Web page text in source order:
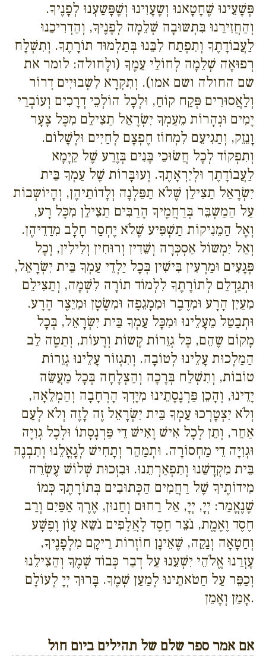
פְּשָׁעֵינוּ שֶׁחָטָאנוּ וְשֶעָוִינוּ וְשֶׁפָּשַעְנוּ לְפָנֶיךָ.
וְהַחֲזִירֵנוּ בִּתְשוּבָה שְׁלֵמָה לְפָנֶיךָ, וְהַדְרִיכֵנוּ
לַעֲבוֹדָתֶךָ וְתִפְתַח לִבֵּנוּ בְּתַלְמוּד תוֹרָתֶךָ. וְתִשְׁלָח
רְפוּאָה שְׁלֵמָה לְחוֹלֵי עַמֶךָ (ולָחולה: לומר את
שם החולה ושם אמו). וְתִקְרָא לִשְבוּיִים דְרוֹר
וְלַאֲסוּרִים פְּקַח קוֹחַ, וּלְכָל הוֹלְכֵי דְרָכִים וְעוֹבְרֵי
יָמִים וּנְהָרוֹת מֵעַמְךָ יִשְׂרָאֵל תַצִילֵם מִכָּל צָעָר
וָנֵזֵק, וְתַגִיעֵם לִמְחוֹז חֶפְצָם לְחַיִים וּלְשָׁלוֹם.
וְתִפְקוֹד לְכָל חֲשׂוּכֵי בָּנִים בְּזֶרַע שֶׁל קַיָמָא
לַעֲבוֹדָתֶך וּלְיִרְאָתֶךָ. וְעוּבָּרוֹת שֶׁל עַמְךָ בֵּית
יִשְׂרָאֵל תַצִילֵן שֶׁלֹא תַפֵּלְנָה וְלָדוֹתֵיהֶן, וְהָיוֹשְבוֹת
עַל הַמַשְבֵּר בְּרַחֲמֶיךָ הָרַבִּים תַצִילֵן מִכָּל רָע,
וְאֶל הַמֵנִיקוֹת תַשְׁפִּיע שֶׁלֹא יֶחְסַר חָלָב מִדַדֵיהֶן.
וְאַל יִמְשוֹל אַסְכְּרָה וְשֵׁדִין וְרוּחִין וְלִילִין, וְכָל
פְּגָעִים וּמַרְעִין בִּישִׁין בְּכָל יַלְדֵי עַמְךָ בֵּית יִשְׂרָאֵל,
וּתְגַדְלֵם לְתוֹרָתֶךָ לִלְמוֹד תוֹרָה לִשְׁמָה, וְתַצִילֵם
מִעַיִן הָרָע וּמִדֶבֶר וּמִמָגֵפָה וּמִשָׂטָן וּמִיֵצֶר הָרָע.
וּתְבַטֵל מֵעָלֵינוּ וּמִכָּל עַמְךָ בֵּית יִשְׂרָאֵל, בְּכָל
מָקוֹם שֶהֵם, כָּל גְזֵרוֹת קָשוֹת וְרָעוֹת, וְתַטֶה לֵב
הַמַלְכוּת עָלֵינוּ לְטוֹבָה. וְתִגְזוֹר עָלֵינוּ גְזֵרוֹת
טוֹבוֹת, וְתִשְׁלַח בְּרָכָה וְהַצְלָחָה בְּכָל מַעֲשֵׂה
יָדֵינוּ, וְהָכֵן פַּרְנָסָתֵינוּ מִיָדְךָ הָרְחָבָה וְהַמְלֵאָה,
וְלֹא יִצְטָרְכוּ עַמְךָ בֵּית יִשְׂרָאֵל זֶה לָזֶה וְלֹא לְעַם
אַחֵר, וְתֵן לְכָל אִישׁ וָאִישׁ דֵי פַּרְנָסָתוֹ וּלְכָל גְוִיָה
וּגְוִיָה דֵי מַחְסוֹרָה. וּתְמַהֵר וְתָחִישׁ לְגָאֳלֵנוּ וְתִבְנֶה
בֵּית מִקְדָשֵׁנוּ וְתִפְאַרְתֵנוּ. וּבִזְכוּת שְׁלוֹשׁ עֶשְׂרֵה
מִידוֹתֶיךָ שֶׁל רַחֲמִים הַכְּתוּבִים בְּתוֹרָתֶךָ כְּמוֹ
שֶׁנֶאֱמַר: יְיָ, יְיָ, אֵל רַחוּם וְחַנוּן, אֶרֶךְ אַפַּיִם וְרַב
חֶסֶד וֶאֶמֱת, נֹצֵר חֶסֶד לָאֲלָפִים נֹשֵא עָוֹן וָפֶשָׁע
וְחַטָאָה וְנַקֵה, שֶׁאֵינָן חוֹזְרוֹת רֵיקָם מִלְפָנֶיךָ,
עָזְרֵנוּ אֱלֹהֵי יִשְׁעֵנוּ עַל דְבַר כְּבוֹד שְׁמֶךָ וְהַצִילֵנוּ
וְכַפֵּר עַל חַטֹאתֵינוּ לְמַעַן שְׁמֶךָ. בָּרוּךְ יְיָ לְעוֹלָם
אָמֵן וְאָמֵן.
אם אמר ספר שלם של תהילים ביום חול